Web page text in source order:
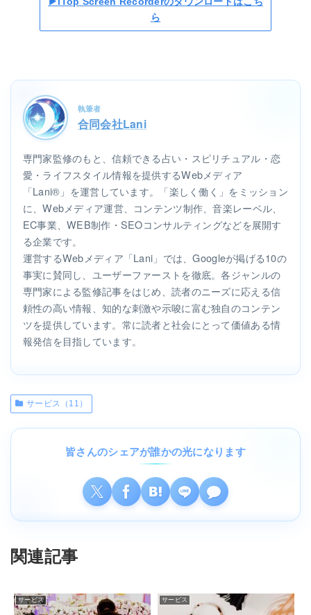
ら
執筆者
合同会社Lani
専門家監修のもと、信頼できる占い・スピリチュアル・恋
愛・ライフスタイル情報を提供するWebメディア
「Lani®」を運営しています。「楽しく働く」をミッション
に、Webメディア運営、コンテンツ制作、音楽レーベル、
EC事業、WEB制作・SEOコンサルティングなどを展開す
る企業です。
運営するWebメディア「Lani」では、Googleが掲げる10の
事実に賛同し、ユーザーファーストを徹底。各ジャンルの
専門家による監修記事をはじめ、読者のニーズに応える信
頼性の高い情報、知的な刺激や示唆に富む独自のコンテン
ツを提供しています。常に読者と社会にとって価値ある情
報発信を目指しています。
サービス（11）
皆さんのシェアが誰かの光になります
関連記事
サービス サービス